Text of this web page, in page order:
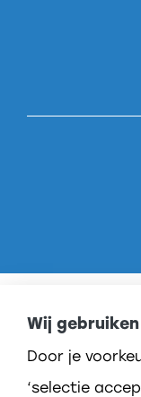
Wij
Door je
‘selectie